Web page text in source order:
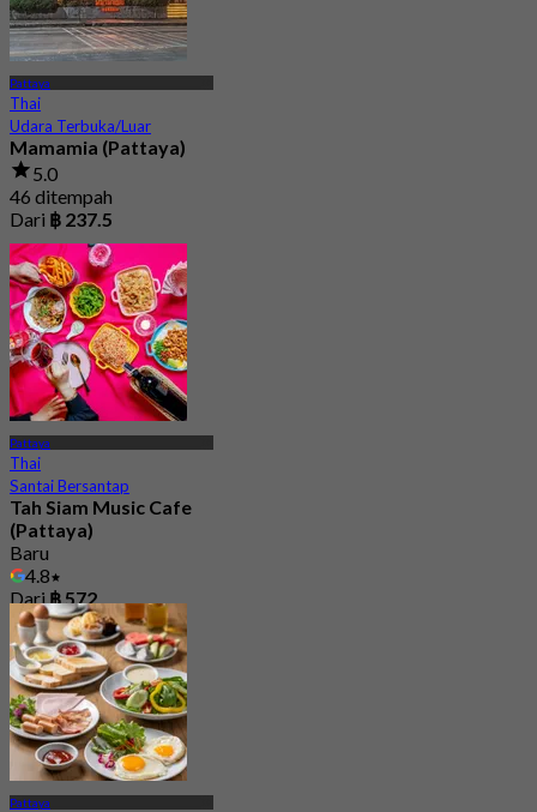
Pattaya
Thai
Udara Terbuka/Luar
Mamamia (Pattaya)
5.0
46 ditempah
Dari ฿ 237.5
Pattaya
Thai
Santai Bersantap
Tah Siam Music Cafe
(Pattaya)
Baru
4.8
Dari฿ 572
Pattaya